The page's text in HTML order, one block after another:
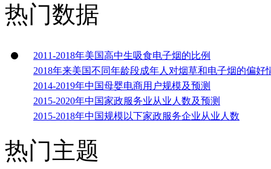
热门数据
2011-2018年美国高中生吸食电子烟的比例
2018年来美国不同年龄段成年人对烟草和电子烟的偏好
2014-2019年中国母婴电商用户规模及预测
2015-2020年中国家政服务业从业人数及预测
2015-2018年中国规模以下家政服务企业从业人数
热门主题